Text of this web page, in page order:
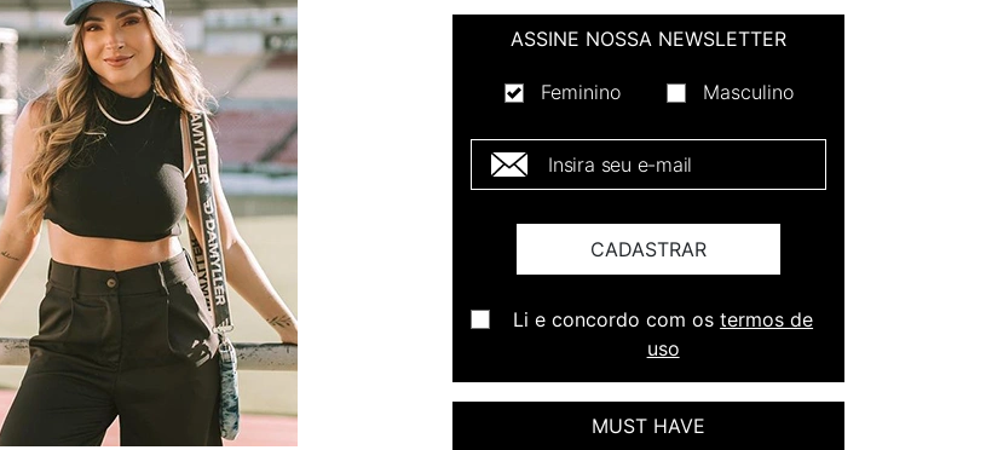
ASSINE NOSSA NEWSLETTER
Feminino Masculino
E-mail *
CADASTRAR
Li e concordo com ostermos de
uso
MUST HAVE